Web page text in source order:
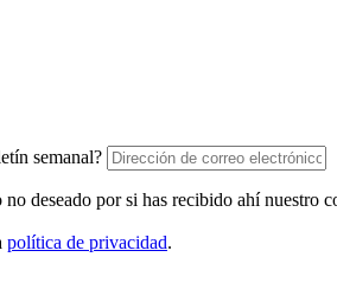
semanal?
deseado por si has recibido ahí nuestro
política de privacidad.